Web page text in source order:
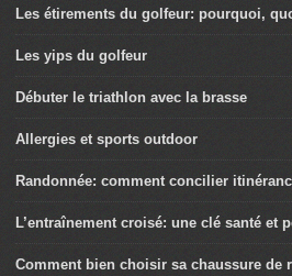
Les étirements du golfeur: pourquoi,
Les yips du golfeur
Débuter le triathlon avec la brasse
Allergies et sports outdoor
Randonnée: comment concilier
L’entraînement croisé: une clé santé et
Comment bien choisir sa chaussure de